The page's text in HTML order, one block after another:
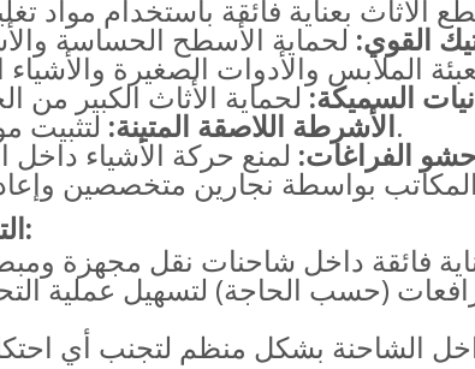
القوي:
السميكة:
الأشرطة اللاصقة المتينة:لتثبيت مواد التغليف بإحكام.
الفراغات:
3. التحميل والتنزيل الآمن:
(حسب الحاجة) لتسهيل عملية